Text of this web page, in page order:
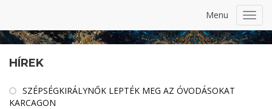
Menu
HÍREK
SZÉPSÉGKIRÁLYNŐK LEPTÉK MEG AZ ÓVODÁSOKAT
KARCAGON